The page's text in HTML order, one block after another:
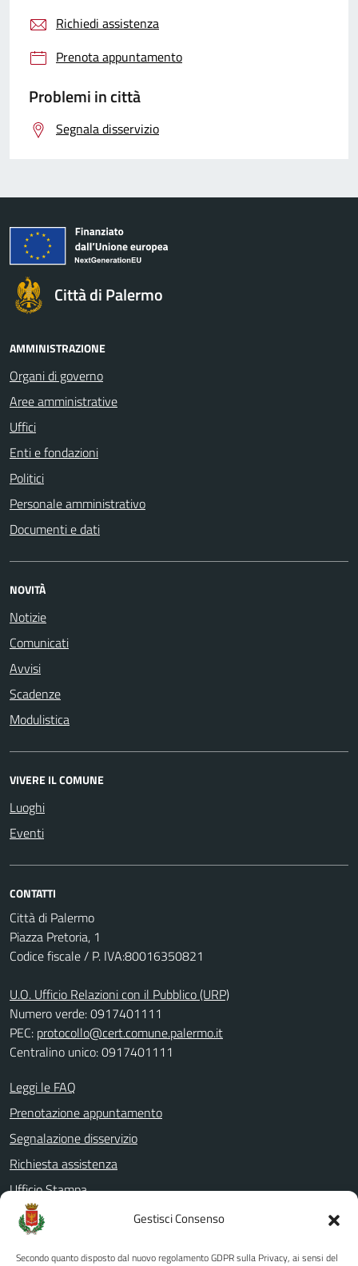
Gestisci Consenso
Secondo quanto disposto dal nuovo regolamento GDPR sulla Privacy, ai sensi del
Richiedi assistenza
Prenota appuntamento
Problemi in città
Segnala disservizio
Città di Palermo
AMMINISTRAZIONE
Organi di governo
Aree amministrative
Uffici
Enti e fondazioni
Politici
Personale amministrativo
Documenti e dati
NOVITÀ
Notizie
Comunicati
Avvisi
Scadenze
Modulistica
VIVERE IL COMUNE
Luoghi
Eventi
CONTATTI
Città di Palermo
Piazza Pretoria, 1
Codice fiscale / P. IVA:80016350821
U.O. Ufficio Relazioni con il Pubblico (URP)
Numero verde: 0917401111
PEC: protocollo@cert.comune.palermo.it
Centralino unico: 0917401111
Leggi le FAQ
Prenotazione appuntamento
Segnalazione disservizio
Richiesta assistenza
Ufficio Stampa
Amministrazione Trasparente
Albo pretorio